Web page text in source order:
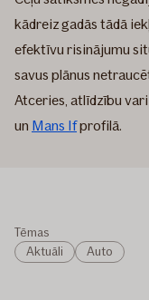
kādreiz gadās tādā
efektīvu risinājumu
savus plānus
Atceries, atlīdzību
un Mans Ifprofilā.
Tēmas
Aktuāli
Auto